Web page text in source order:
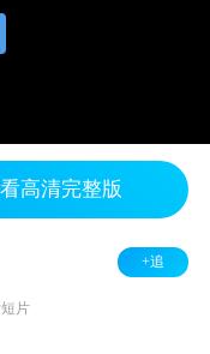
高清完整版
+追
片